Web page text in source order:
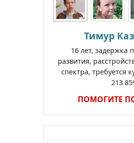
Тимур
16 лет, задержка
развития,
спектра, требуется
213
ПОМОГИТЕ